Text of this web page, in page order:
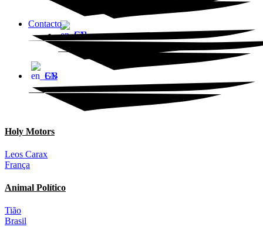
EN
Contacto
EN
Holy Motors
Leos Carax
França
Animal Político
Tião
Brasil